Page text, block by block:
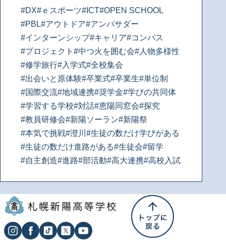
#DX#ｅスポーツ#ICT#OPEN SCHOOL
#PBL#アウトドア#アンバサダー
#インターンシップ#キャリア#コンパス
#プロジェクト #中つ火を囲む会#人物多様性
#修学旅行#入学式#全校集会
#出会いと原体験#卒業式#卒業生#単位制
#国際交流#地域連携#奨学金#学びの共同体
#学習する学校#対話#恵陽同窓会#探究
#教員研修会#新陽ソーラン#新陽祭
#本気で挑戦#澄川 #生徒の数だけ学びがある
#生徒の数だけ進路がある#生徒会#留学
#自主創造#進路#部活動#高大連携#高校入試